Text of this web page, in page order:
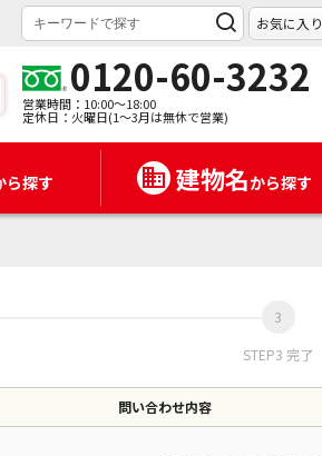
お気に入り
0120-60-3232
営業時間：10:00～18:00
定休日：火曜日(1～3月は無休で営業)
ら探す 建物名から探す
STEP3 完了
問い合わせ内容